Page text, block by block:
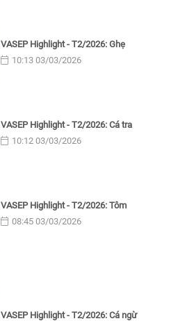
VASEP Highlight - T2/2026: Ghẹ
10:13 03/03/2026
VASEP Highlight - T2/2026: Cá tra
10:12 03/03/2026
VASEP Highlight - T2/2026: Tôm
08:45 03/03/2026
VASEP Highlight - T2/2026: Cá ngừ